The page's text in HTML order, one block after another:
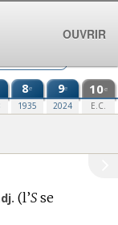
8e
1935
9e
2024
10e
E.C.
(l’S se
OUVRIR